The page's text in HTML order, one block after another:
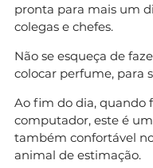
pronta para mais um
colegas e chefes.
Não se esqueça de
colocar perfume, para
Ao fim do dia, quando
computador, este é
também confortável
animal de estimação.